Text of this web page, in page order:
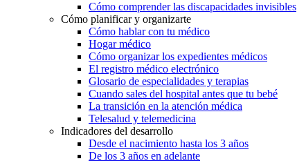
Cómo comprender las discapacidades invisibles
Cómo planificar y organizarte
Cómo hablar con tu médico
Hogar médico
Cómo organizar los expedientes médicos
El registro médico electrónico
Glosario de especialidades y terapias
Cuando sales del hospital antes que tu bebé
La transición en la atención médica
Telesalud y telemedicina
Indicadores del desarrollo
Desde el nacimiento hasta los 3 años
De los 3 años en adelante